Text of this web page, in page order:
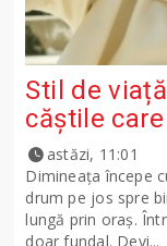
Stil de
căștile
astăzi, 11:01
Dimineața începe
drum pe jos spre
lungă prin oraș.
doar fundal. Devi...